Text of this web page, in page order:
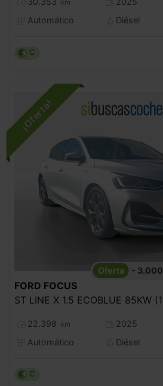
km
Automático
Diésel
C
- 3.000
FORD FOCUS
22.398 km
2025
Automático
Diésel
C